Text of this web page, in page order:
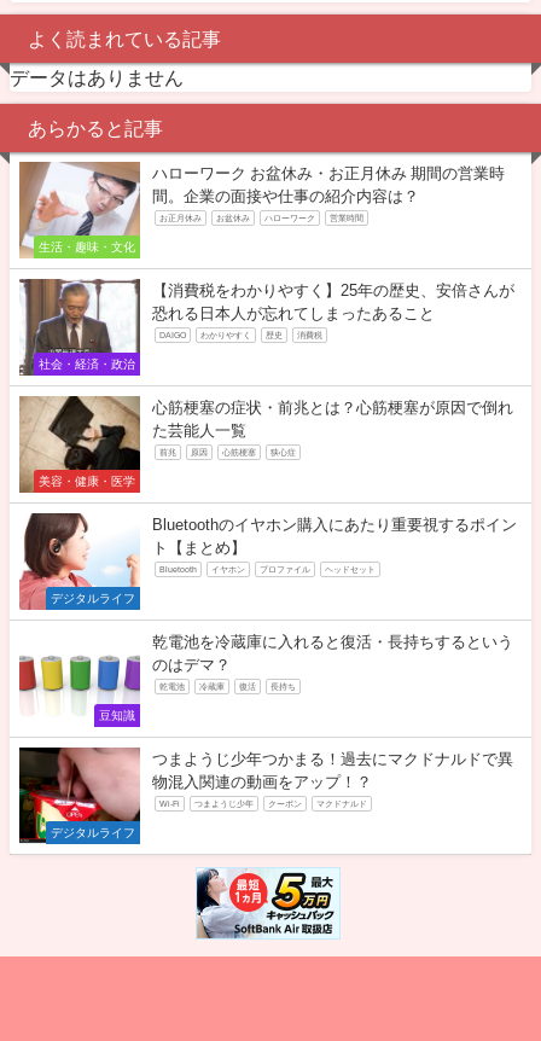
よく読まれている記事
データはありません
あらかると記事
生活・趣味・文化
ハローワーク お盆休み・お正月休み 期間の営業時
間。企業の面接や仕事の紹介内容は？
お正月休み お盆休み ハローワーク 営業時間
社会・経済・政治
【消費税をわかりやすく】25年の歴史、安倍さんが
恐れる日本人が忘れてしまったあること
DAIGO わかりやすく 歴史 消費税
美容・健康・医学
心筋梗塞の症状・前兆とは？心筋梗塞が原因で倒れ
た芸能人一覧
前兆 原因 心筋梗塞 狭心症
デジタルライフ
Bluetoothのイヤホン購入にあたり重要視するポイン
ト【まとめ】
Bluetooth イヤホン プロファイル ヘッドセット
豆知識
乾電池を冷蔵庫に入れると復活・長持ちするという
のはデマ？
乾電池 冷蔵庫 復活 長持ち
デジタルライフ
つまようじ少年つかまる！過去にマクドナルドで異
物混入関連の動画をアップ！？
Wi-Fi つまようじ少年 クーポン マクドナルド